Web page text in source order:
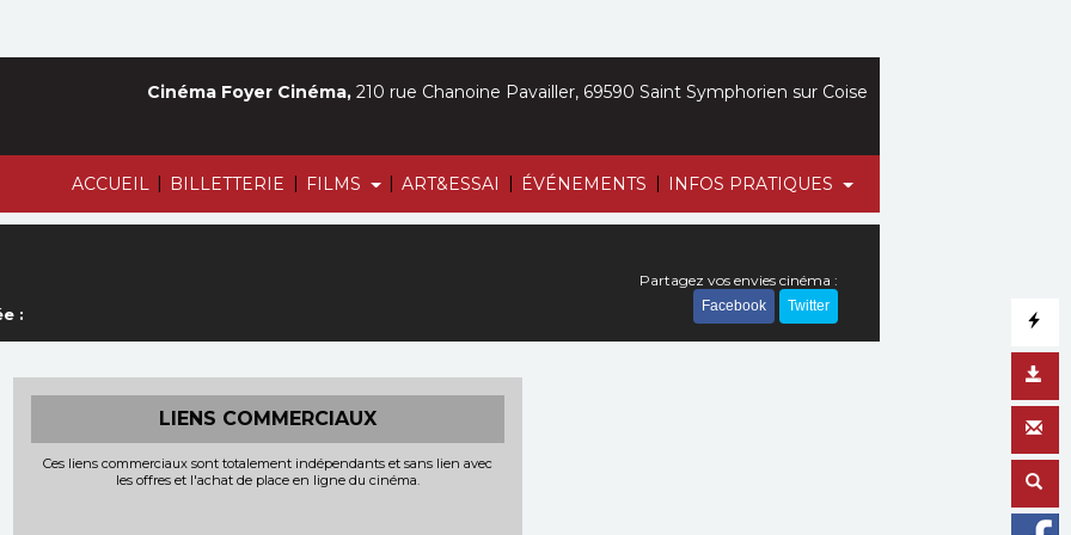
ACCUEIL | BILLETTERIE | FILMS | ART&ESSAI | ÉVÉNEMENTS | INFOS PRATIQUES
Cinéma Foyer Cinéma, 210 rue Chanoine Pavailler, 69590 Saint Symphorien sur Coise
:
Partagez vos envies cinéma :
Facebook Twitter
LIENS COMMERCIAUX
Ces liens commerciaux sont totalement indépendants et sans lien avec
les offres et l'achat de place en ligne du cinéma.